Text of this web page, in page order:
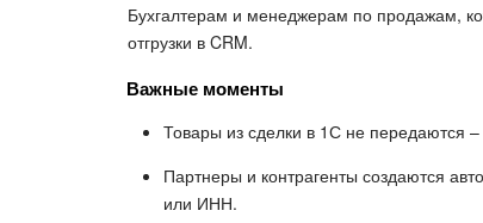
Бухгалтерам и менеджерам по продажам,
отгрузки в CRM.
Важные моменты
Товары из сделки в 1С не передаются
Партнеры и контрагенты создаются
или ИНН.